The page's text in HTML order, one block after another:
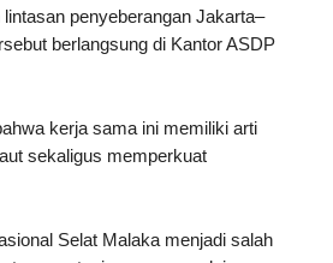
penyeberangan Jakarta–
berlangsung di Kantor ASDP
kerja sama ini memiliki arti
sekaligus memperkuat
Selat Malaka menjadi salah